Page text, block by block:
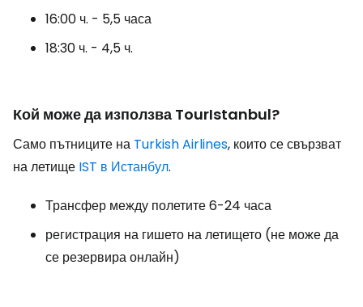
16:00 ч. - 5,5 часа
18:30 ч. - 4,5 ч.
Кой може да използва TourIstanbul?
Само пътниците на Turkish Airlines, които се свързват
на летище IST в Истанбул.
Трансфер между полетите 6-24 часа
регистрация на гишето на летището (не може да
се резервира онлайн)